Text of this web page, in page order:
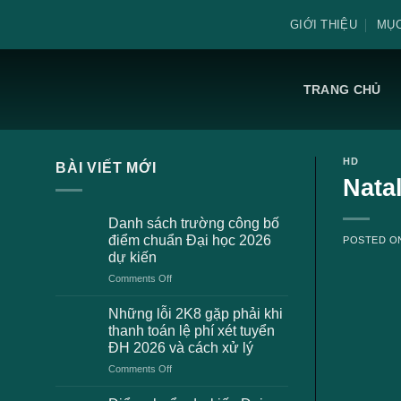
GIỚI THIỆU
TRANG CHỦ
BÀI VIẾT MỚI
Danh sách trường công bố
điểm chuẩn Đại học 2026
dự kiến
Comments Offon
sách
trường
công
bố
điểm
Đại
Những lỗi 2K8 gặp phải khi
thanh toán lệ phí xét tuyển
ĐH 2026 và cách xử lý
Comments Offon
lỗi
HD
POSTED